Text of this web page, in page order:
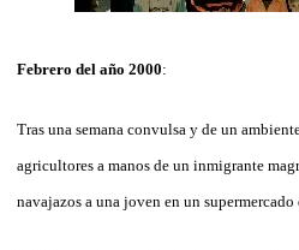
Febrero del año 2000:
Tras una semana convulsa y de un
agricultores a manos de un inmigrante
navajazos a una joven en un supermercado